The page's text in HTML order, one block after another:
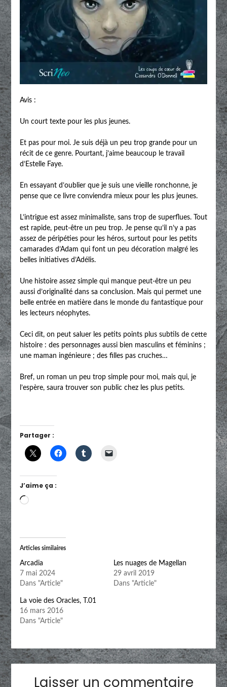
Avis :
Un court texte pour les plus jeunes.
Et pas pour moi. Je suis déjà un peu trop grande pour un
récit de ce genre. Pourtant, j’aime beaucoup le travail
d’Estelle Faye.
En essayant d’oublier que je suis une vieille ronchonne, je
pense que ce livre conviendra mieux pour les plus jeunes.
L’intrigue est assez minimaliste, sans trop de superflues. Tout
est rapide, peut-être un peu trop. Je pense qu’il n’y a pas
assez de péripéties pour les héros, surtout pour les petits
camarades d’Adam qui font un peu décoration malgré les
belles initiatives d’Adélis.
Une histoire assez simple qui manque peut-être un peu
aussi d’originalité dans sa conclusion. Mais qui permet une
belle entrée en matière dans le monde du fantastique pour
les lecteurs néophytes.
Ceci dit, on peut saluer les petits points plus subtils de cette
histoire : des personnages aussi bien masculins et féminins ;
une maman ingénieure ; des filles pas cruches…
Bref, un roman un peu trop simple pour moi, mais qui, je
l’espère, saura trouver son public chez les plus petits.
Partager :
J’aime ça :
Chargement…
Articles similaires
Arcadia
7 mai 2024
Dans "Article"
Les nuages de Magellan
29 avril 2019
Dans "Article"
La voie des Oracles, T.01
16 mars 2016
Dans "Article"
Laisser un commentaire